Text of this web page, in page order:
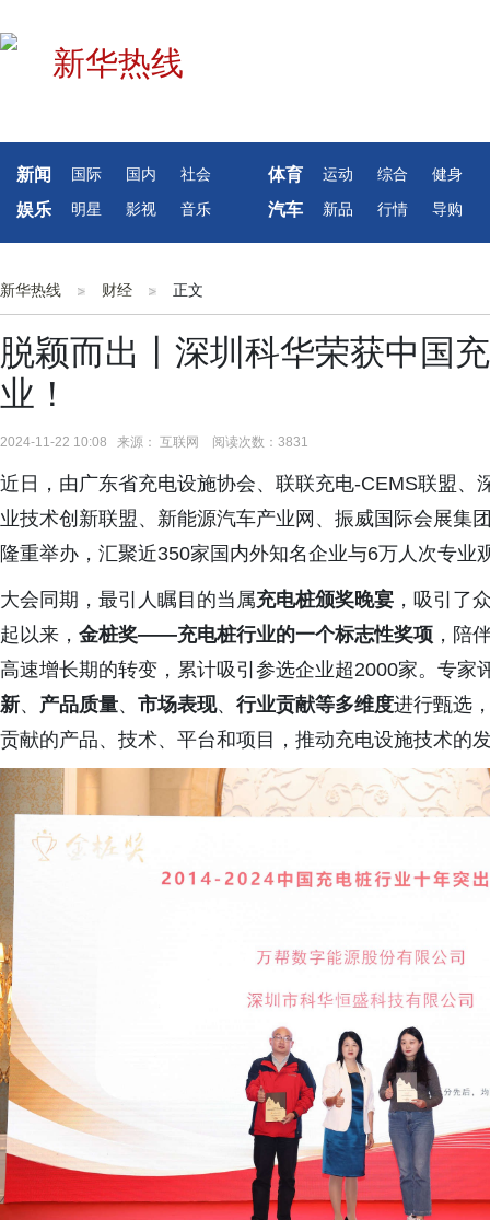
新闻 国际 国内 社会 体育 运动 综合 健身
娱乐 明星 影视 音乐 汽车 新品 行情 导购
新华热线 财经 正文
脱颖而出丨深圳科华荣获中国
业！
2024-11-22 10:08 来源： 互联网 阅读次数：3831
近日，由广东省充电设施协会、联联充电-CEMS联盟
业技术创新联盟、新能源汽车产业网、振威国际会展集
隆重举办，汇聚近350家国内外知名企业与6万人次专业
大会同期，最引人瞩目的当属充电桩颁奖晚宴 ，吸引了
起以来， 金桩奖——充电桩行业的一个标志性奖项 ，陪
高速增长期的转变，累计吸引参选企业超2000家。专家
新、 产品质量、 市场表现、 行业贡献等多维度进行甄选
贡献的产品、技术、平台和项目，推动充电设施技术的